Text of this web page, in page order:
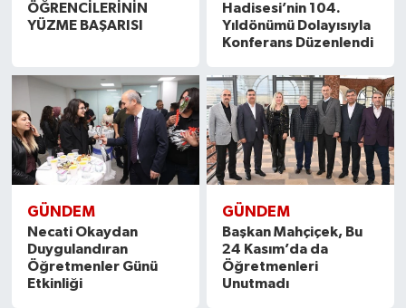
ÖĞRENCİLERİNİN
YÜZME BAŞARISI
Hadisesi’nin 104.
Yıldönümü Dolayısıyla
Konferans Düzenlendi
GÜNDEM
Necati Okaydan
Duygulandıran
Öğretmenler Günü
Etkinliği
GÜNDEM
Başkan Mahçiçek, Bu
24 Kasım’da da
Öğretmenleri
Unutmadı